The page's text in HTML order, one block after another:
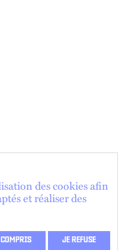
des cookies afin
et réaliser des
JE REFUSE